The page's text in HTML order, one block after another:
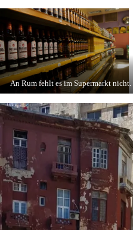
An Rum fehlt es im Supermarkt nicht.